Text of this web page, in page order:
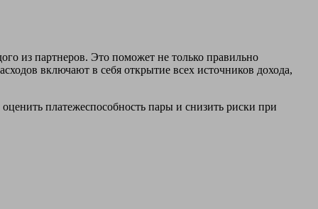
из партнеров. Это поможет не только правильно
включают в себя открытие всех источников дохода,
платежеспособность пары и снизить риски при